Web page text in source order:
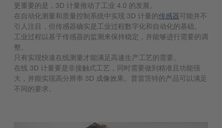
更重要的是，3D 计量推动了工业 4.0 的发展。
在自动化测量和质量控制系统中实现 3D 计量的传感器可能并不
引人注目，但传感器确实是工业过程数字化和自动化的基础。
工业过程以基于传感器的监测来保持稳定，并能够进行需要的调
整。
只有实现快速在线测量才能满足高速生产工艺的需要。
在线 3D 计量要是非接触式工艺，同时需要做到精准且功能强
大，并能实现高分辨率 3D 成像效果。普雷茨特的产品可以满足
不同的要求。